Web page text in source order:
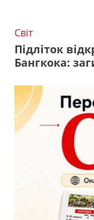
Світ
Підліток
Бангкока: